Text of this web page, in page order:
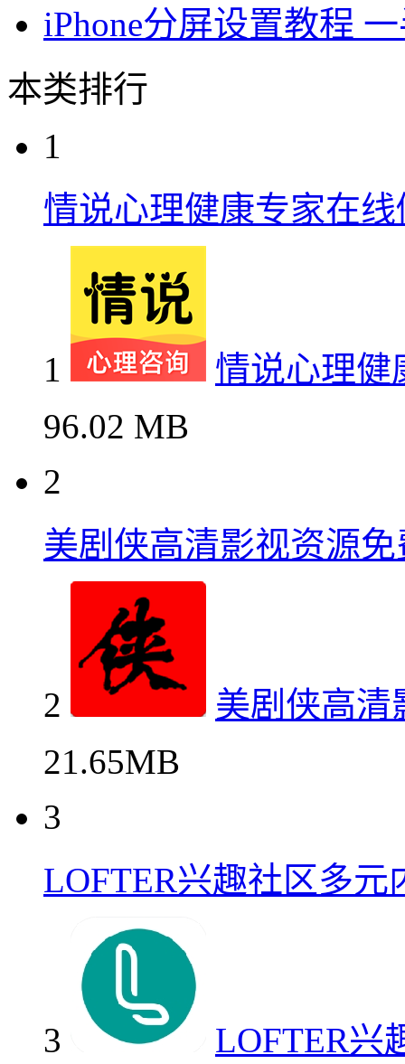
iPhone分屏设置教程
本类排行
1
情说心理健康专家在线
1
情说心理健
96.02 MB
2
美剧侠高清影视资源
2
美剧侠高清
21.65MB
3
LOFTER兴趣社区多元
3 LOFTER兴